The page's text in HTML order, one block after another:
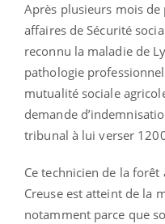
Après plusieurs mois de
affaires de Sécurité
reconnu la maladie de
pathologie
mutualité sociale
demande
tribunal à lui verser
Ce technicien de la
Creuse est atteint de la
notamment parce que